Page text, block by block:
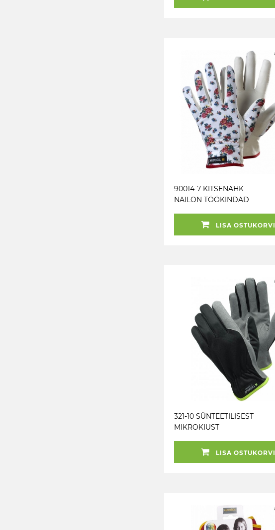
90014-7 KITSENAHK-
NAILON TÖÖKINDAD
LISA OSTUKORVI
321-10 SÜNTEETILISEST
MIKROKIUST
LISA OSTUKORVI